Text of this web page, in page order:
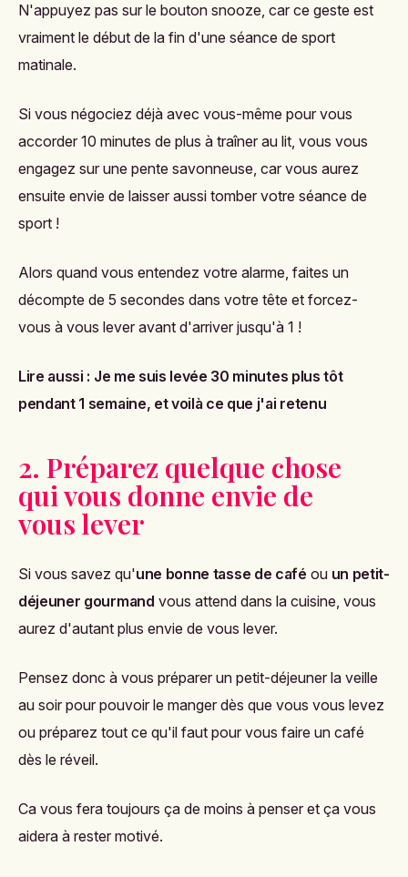
N'appuyez pas sur le bouton snooze, car ce geste est
vraiment le début de la fin d'une séance de sport
matinale.
Si vous négociez déjà avec vous-même pour vous
accorder 10 minutes de plus à traîner au lit, vous vous
engagez sur une pente savonneuse, car vous aurez
ensuite envie de laisser aussi tomber votre séance de
sport !
Alors quand vous entendez votre alarme, faites un
décompte de 5 secondes dans votre tête et forcez-
vous à vous lever avant d'arriver jusqu'à 1 !
Lire aussi : Je me suis levée 30 minutes plus tôt
pendant 1 semaine, et voilà ce que j'ai retenu
2. Préparez quelque chose
qui vous donne envie de
vous lever
Si vous savez qu'une bonne tasse de café ou un petit-
déjeuner gourmand vous attend dans la cuisine, vous
aurez d'autant plus envie de vous lever.
Pensez donc à vous préparer un petit-déjeuner la veille
au soir pour pouvoir le manger dès que vous vous levez
ou préparez tout ce qu'il faut pour vous faire un café
dès le réveil.
Ca vous fera toujours ça de moins à penser et ça vous
aidera à rester motivé.